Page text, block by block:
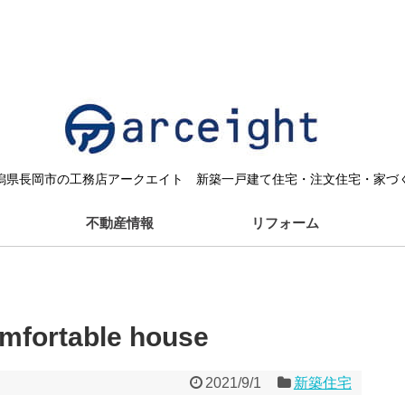
県長岡市の工務店アークエイト 新築一戸建て住宅・注文住宅・家づ
不動産情報 リフォーム
house
2021/9/1 新築住宅